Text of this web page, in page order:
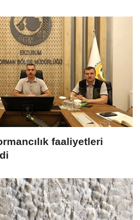
faaliyetleri